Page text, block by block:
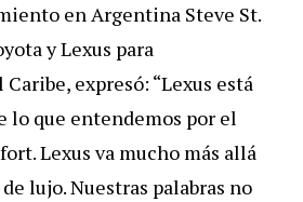
en Argentina Steve St.
y Lexus para
expresó: “Lexus está
lo que entendemos por el
Lexus va mucho más allá
lujo. Nuestras palabras no